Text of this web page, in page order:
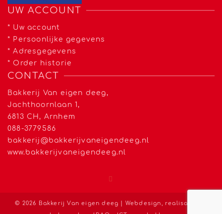
UW ACCOUNT
* Uw account
* Persoonlijke gegevens
*Adresgegevens
* Order historie
CONTACT
Bakkerij Van eigen deeg,
Jachthoornlaan 1,
6813 CH, Arnhem
088-3779586
bakkerij@bakkerijvaneigendeeg.nl
www.bakkerijvaneigendeeg.nl
© 2026 Bakkerij Van eigen deeg | Webdesign, realisatie en